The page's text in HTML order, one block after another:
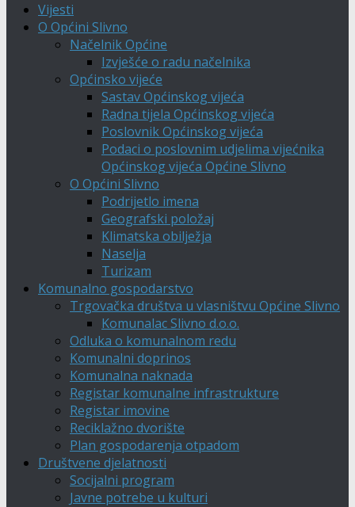
Vijesti
O Općini Slivno
Načelnik Općine
Izvješće o radu načelnika
Općinsko vijeće
Sastav Općinskog vijeća
Radna tijela Općinskog vijeća
Poslovnik Općinskog vijeća
Podaci o poslovnim udjelima vijećnika
Općinskog vijeća Općine Slivno
O Općini Slivno
Podrijetlo imena
Geografski položaj
Klimatska obilježja
Naselja
Turizam
Komunalno gospodarstvo
Trgovačka društva u vlasništvu Općine Slivno
Komunalac Slivno d.o.o.
Odluka o komunalnom redu
Komunalni doprinos
Komunalna naknada
Registar komunalne infrastrukture
Registar imovine
Reciklažno dvorište
Plan gospodarenja otpadom
Društvene djelatnosti
Socijalni program
Javne potrebe u kulturi